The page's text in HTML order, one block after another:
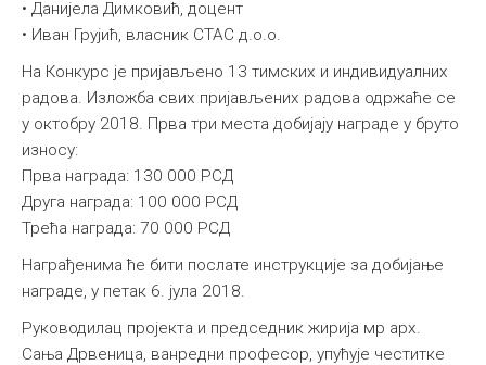
• Данијела Димковић, доцент
• Иван Грујић, власник СТАС д.о.о.
На Конкурс је пријављено 13 тимских и индивидуалних
радова. Изложба свих пријављених радова одржаће се
у октобру 2018. Прва три места добијају награде у бруто
износу:
Прва награда: 130 000 РСД
Друга награда: 100 000 РСД
Трећа награда: 70 000 РСД
Награђенима ће бити послате инструкције за добијање
награде, у петак 6. јула 2018.
Руководилац пројекта и председник жирија мр арх.
Сања Дрвеница, ванредни професор, упућује честитке